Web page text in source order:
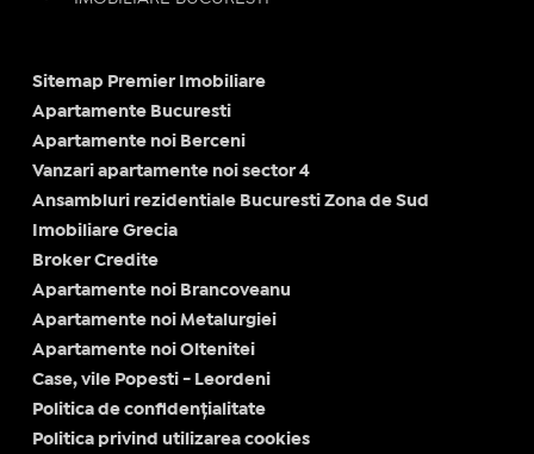
Sitemap Premier Imobiliare
Apartamente Bucuresti
Apartamente noi Berceni
Vanzari apartamente noi sector 4
Ansambluri rezidentiale Bucuresti Zona de Sud
Imobiliare Grecia
Broker Credite
Apartamente noi Brancoveanu
Apartamente noi Metalurgiei
Apartamente noi Oltenitei
Case, vile Popesti - Leordeni
Politica de confidențialitate
Politica privind utilizarea cookies